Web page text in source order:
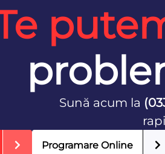
Sună acum la
Programare Online